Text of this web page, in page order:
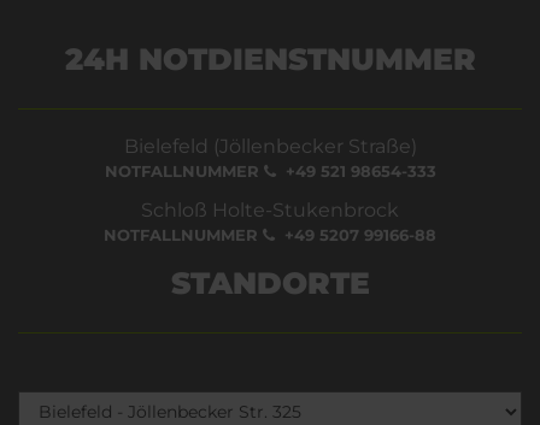
24H NOTDIENSTNUMMER
Bielefeld (Jöllenbecker Straße)
NOTFALLNUMMER +49 521 98654-333
Schloß Holte-Stukenbrock
NOTFALLNUMMER +49 5207 99166-88
STANDORTE